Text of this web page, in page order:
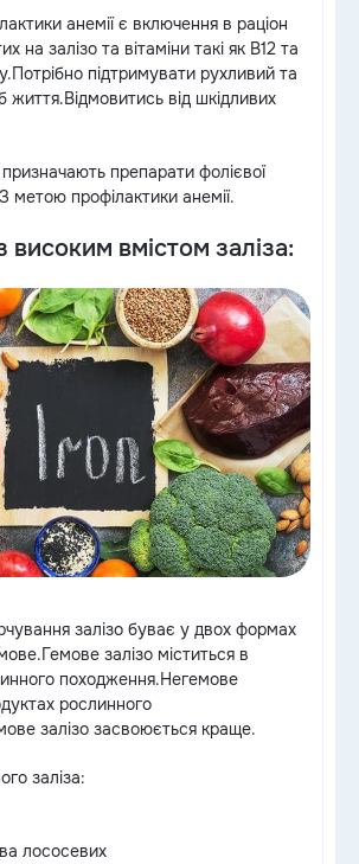
анемії є включення в раціон
на залізо та вітаміни такі як B12 та
підтримувати рухливий та
життя.Відмовитись від шкідливих
препарати фолієвої
метою профілактики анемії.
високим вмістом заліза:
залізо буває у двох формах
залізо міститься в
походження.Негемове
рослинного
залізо засвоюється краще.
заліза:
лососевих